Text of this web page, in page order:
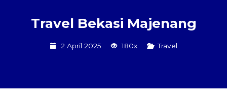
Travel Bekasi Majenang
2 April 2025 180x Travel